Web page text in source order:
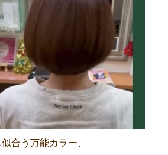
合う万能カラー、